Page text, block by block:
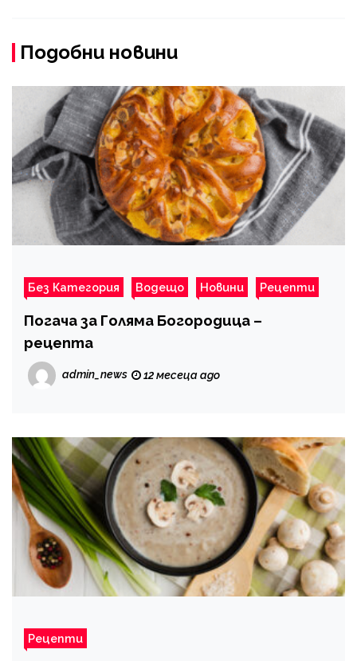
Подобни новини
Без Категория Водещо Новини Рецепти
Погача за Голяма Богородица –
рецепта
admin_news 12 месеца ago
Рецепти